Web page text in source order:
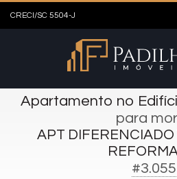
CRECI/SC 5504-J
Apartamento no
para
APT
#3.055